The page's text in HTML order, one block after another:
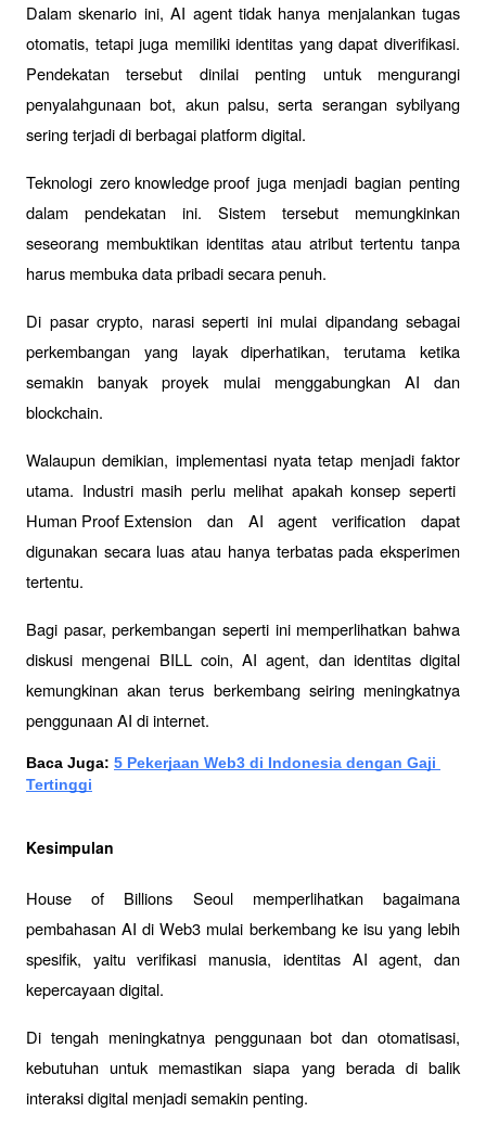
Dalam skenario ini, AI agent tidak hanya menjalankan tugas
otomatis, tetapi juga memiliki identitas yang dapat diverifikasi.
Pendekatan tersebut dinilai penting untuk mengurangi
penyalahgunaan bot, akun palsu, serta serangan sybilyang
sering terjadi di berbagai platform digital.
Teknologi zero knowledge proof juga menjadi bagian penting
dalam pendekatan ini. Sistem tersebut memungkinkan
seseorang membuktikan identitas atau atribut tertentu tanpa
harus membuka data pribadi secara penuh.
Di pasar crypto, narasi seperti ini mulai dipandang sebagai
perkembangan yang layak diperhatikan, terutama ketika
semakin banyak proyek mulai menggabungkan AI dan
blockchain.
Walaupun demikian, implementasi nyata tetap menjadi faktor
utama. Industri masih perlu melihat apakah konsep seperti
Human Proof Extension dan AI agent verification dapat
digunakan secara luas atau hanya terbatas pada eksperimen
tertentu.
Bagi pasar, perkembangan seperti ini memperlihatkan bahwa
diskusi mengenai BILL coin, AI agent, dan identitas digital
kemungkinan akan terus berkembang seiring meningkatnya
penggunaan AI di internet.
Baca Juga: 5 Pekerjaan Web3 di Indonesia dengan Gaji
Tertinggi
Kesimpulan
House of Billions Seoul memperlihatkan bagaimana
pembahasan AI di Web3 mulai berkembang ke isu yang lebih
spesifik, yaitu verifikasi manusia, identitas AI agent, dan
kepercayaan digital.
Di tengah meningkatnya penggunaan bot dan otomatisasi,
kebutuhan untuk memastikan siapa yang berada di balik
interaksi digital menjadi semakin penting.